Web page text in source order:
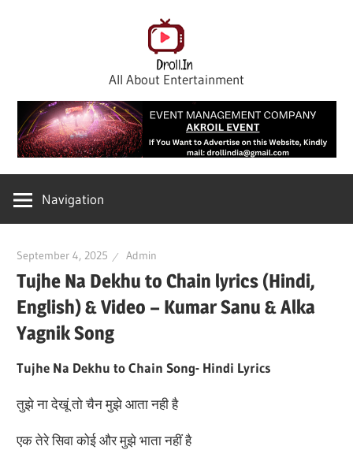
All About Entertainment
Navigation
September 4, 2025 Admin
Tujhe Na Dekhu to Chain lyrics (Hindi,
English) & Video – Kumar Sanu & Alka
Yagnik Song
Tujhe Na Dekhu to Chain Song- Hindi Lyrics
तुझे ना देखूं तो चैन मुझे आता नही है
एक तेरे सिवा कोई और मुझे भाता नहीं है